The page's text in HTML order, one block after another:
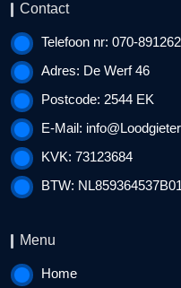
Contact
Telefoon nr: 070-
Adres: De Werf 46
Postcode: 2544 EK
E-Mail:
KVK: 73123684
BTW: NL859364537B01
Menu
Home